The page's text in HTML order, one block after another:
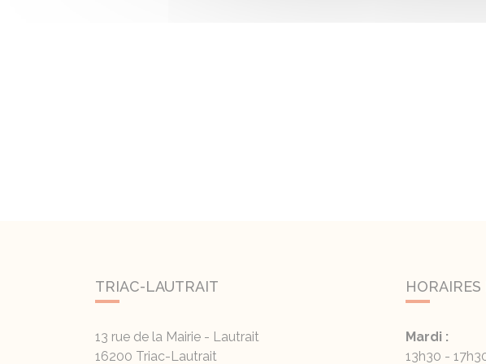
TRIAC-LAUTRAIT
13 rue de la Mairie - Lautrait
16200 Triac-Lautrait
Mardi :
13h30 -